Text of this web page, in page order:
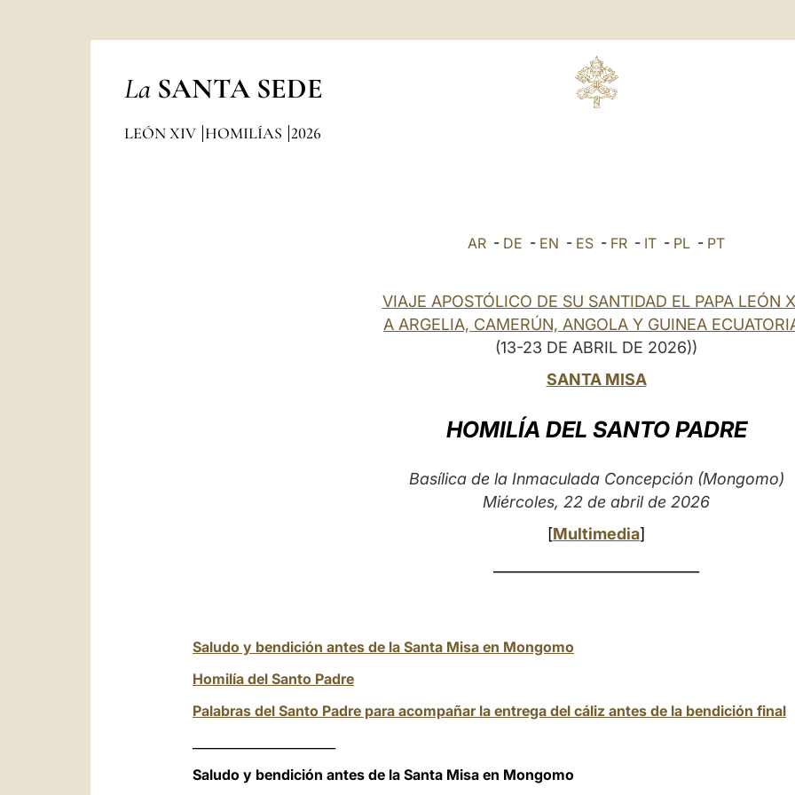
La SANTA SEDE
LEÓN XIV HOMILÍAS 2026
AR - DE - EN - ES - FR - IT - PL - PT
VIAJE APOSTÓLICO DE SU SANTIDAD EL PAPA LEÓN
A ARGELIA, CAMERÚN, ANGOLA Y GUINEA
(13-23 DE ABRIL DE 2026))
SANTA MISA
HOMILÍA DEL SANTO PADRE
Basílica de la Inmaculada Concepción (Mongomo)
Miércoles, 22 de abril de 2026
[Multimedia]
Saludo y bendición antes de la Santa Misa en Mongomo
Homilía del Santo Padre
Palabras del Santo Padre para acompañar la entrega del cáliz antes de la bendición final
Saludo y bendición antes de la Santa Misa en Mongomo